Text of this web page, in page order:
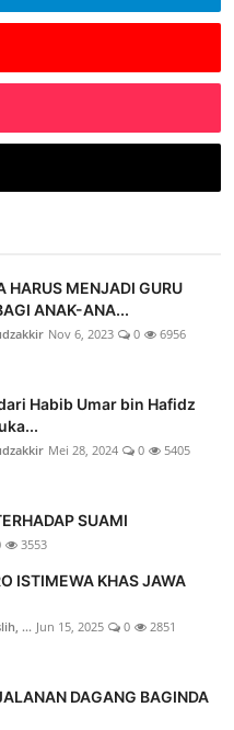
HARUS MENJADI GURU
ANAK-ANA...
Nov 6, 2023 0 6956
Habib Umar bin Hafidz
Mei 28, 2024 0 5405
SUAMI
3553
ISTIMEWA KHAS JAWA
... Jun 15, 2025 0 2851
DAGANG BAGINDA